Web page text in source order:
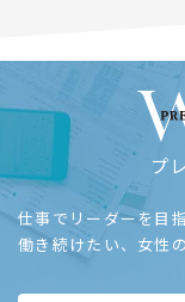
プ
仕事でリーダーを目
働き続けたい、女性